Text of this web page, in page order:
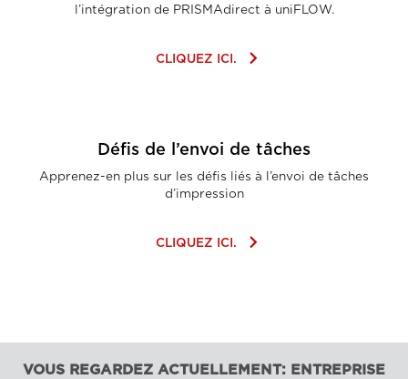
l’intégration de PRISMAdirect à uniFLOW.
CLIQUEZ ICI. keyboard_arrow_right
Défis de l’envoi de tâches
Apprenez-en plus sur les défis liés à l’envoi de tâches
d’impression
CLIQUEZ ICI. keyboard_arrow_right
VOUS REGARDEZ ACTUELLEMENT: ENTREPRISE